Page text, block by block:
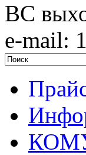
ВС
e-mail: